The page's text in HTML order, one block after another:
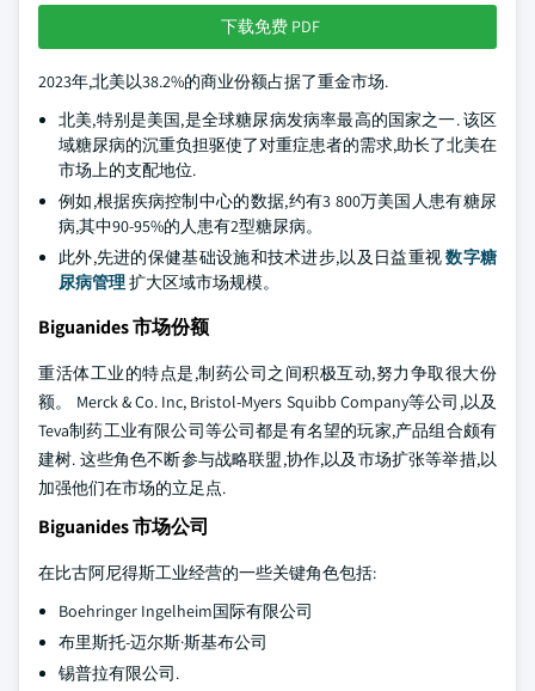
下载免费 PDF
2023年,北美以38.2%的商业份额占据了重金市场.
北美,特别是美国,是全球糖尿病发病率最高的国家之一. 该区
域糖尿病的沉重负担驱使了对重症患者的需求,助长了北美在
市场上的支配地位.
例如,根据疾病控制中心的数据,约有3 800万美国人患有糖尿
病,其中90-95%的人患有2型糖尿病。
此外,先进的保健基础设施和技术进步,以及日益重视数字糖
尿病管理扩大区域市场规模。
Biguanides 市场份额
重活体工业的特点是,制药公司之间积极互动,努力争取很大份
额。 Merck & Co. Inc, Bristol-Myers Squibb Company等公司,以及
Teva制药工业有限公司等公司都是有名望的玩家,产品组合颇有
建树. 这些角色不断参与战略联盟,协作,以及市场扩张等举措,以
加强他们在市场的立足点.
Biguanides 市场公司
在比古阿尼得斯工业经营的一些关键角色包括:
Boehringer Ingelheim国际有限公司
布里斯托-迈尔斯·斯基布公司
锡普拉有限公司.